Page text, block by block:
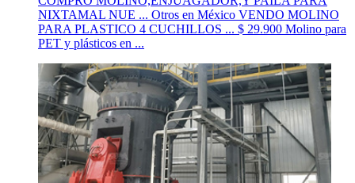
NIXTAMAL NUE ... Otros en México VENDO MOLINO
PARA PLASTICO 4 CUCHILLOS ... $ 29.900 Molino para
PET y plásticos en ...